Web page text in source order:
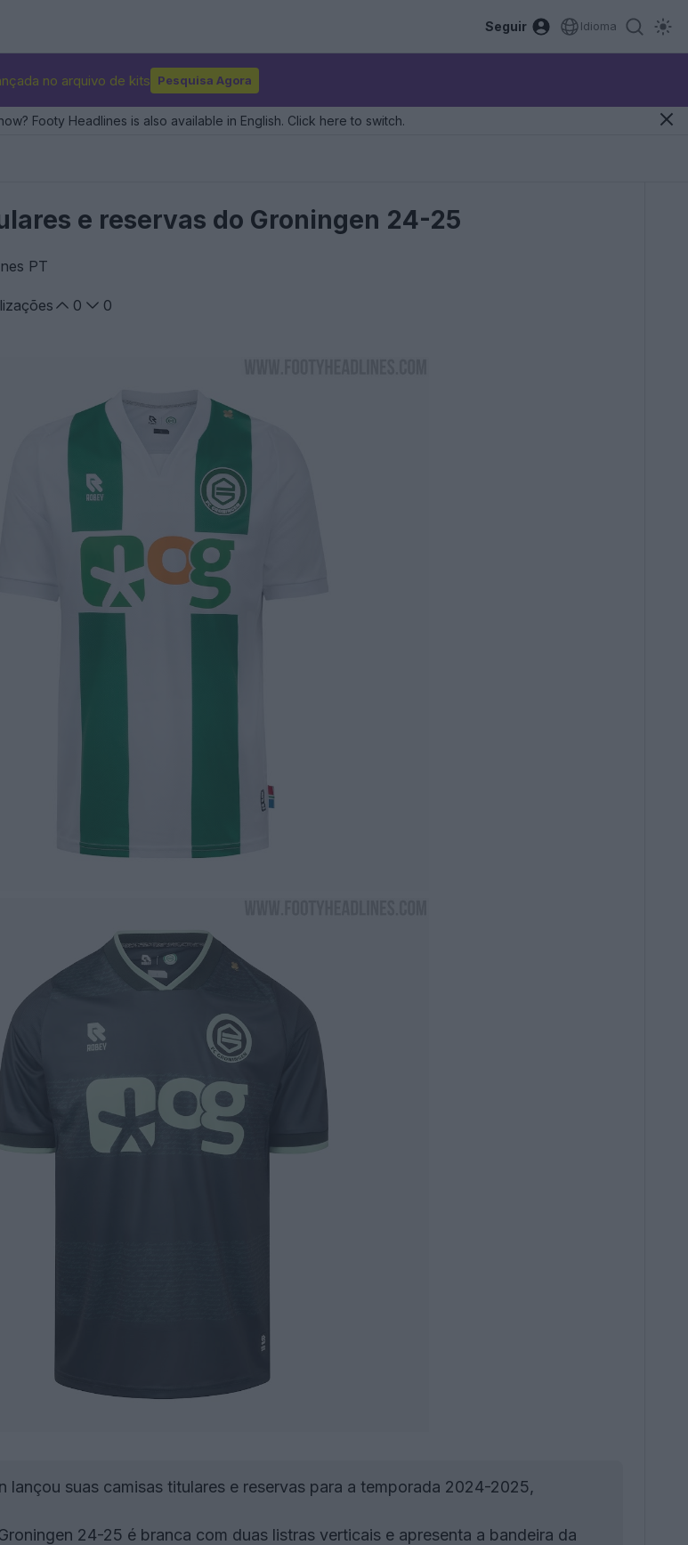
Seguir Idioma
no arquivo de kits Pesquisa Agora
Footy Headlines is also available in English. Click here to switch.
e reservas do Groningen 24-25
PT
0
0
lançou suas camisas titulares e reservas para a temporada 2024-2025,
24-25 é branca com duas listras verticais e apresenta a bandeira da